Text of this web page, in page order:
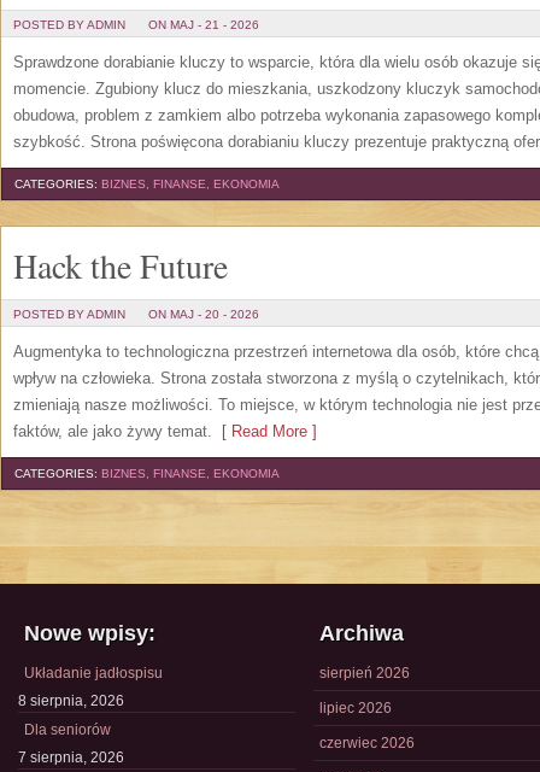
POSTED BY ADMIN ON MAJ - 21 - 2026
Sprawdzone dorabianie kluczy to wsparcie, która dla wielu osób okazuje
momencie. Zgubiony klucz do mieszkania, uszkodzony kluczyk
obudowa, problem z zamkiem albo potrzeba wykonania zapasowego
szybkość. Strona poświęcona dorabianiu kluczy prezentuje praktyczną
CATEGORIES: BIZNES, FINANSE, EKONOMIA
Hack the Future
POSTED BY ADMIN ON MAJ - 20 - 2026
Augmentyka to technologiczna przestrzeń internetowa dla osób, które
wpływ na człowieka. Strona została stworzona z myślą o czytelnikach,
zmieniają nasze możliwości. To miejsce, w którym technologia nie jest
faktów, ale jako żywy temat. [ Read More ]
CATEGORIES: BIZNES, FINANSE, EKONOMIA
Nowe wpisy:
Układanie jadłospisu
8 sierpnia, 2026
Dla seniorów
7 sierpnia, 2026
Archiwa
sierpień 2026
lipiec 2026
czerwiec 2026